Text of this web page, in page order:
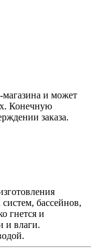
магазина и может
Конечную
заказа.
бассейнов,
гнется и
и влaги.